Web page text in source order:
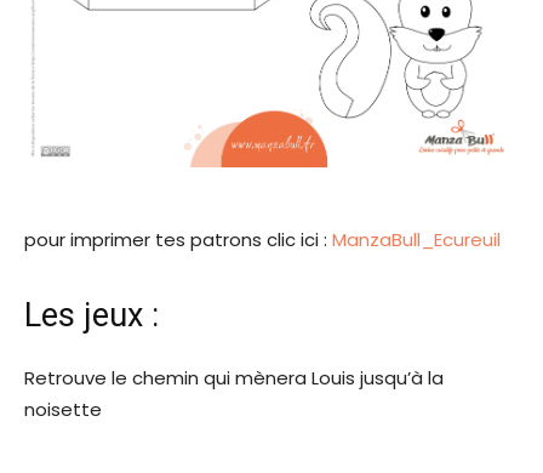
pour imprimer tes patrons clic ici : ManzaBull_Ecureuil
Les jeux :
Retrouve le chemin qui mènera Louis jusqu’à la
noisette